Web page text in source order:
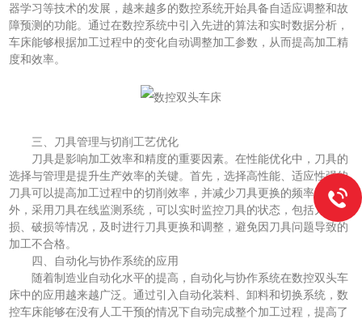
器学习等技术的发展，越来越多的数控系统开始具备自适应调整和故
障预测的功能。通过在数控系统中引入先进的算法和实时数据分析，
车床能够根据加工过程中的变化自动调整加工参数，从而提高加工精
度和效率。
三、刀具管理与切削工艺优化
刀具是影响加工效率和精度的重要因素。在性能优化中，刀具的
选择与管理是提升生产效率的关键。首先，选择高性能、适应性强的
刀具可以提高加工过程中的切削效率，并减少刀具更换的频率。此
外，采用刀具在线监测系统，可以实时监控刀具的状态，包括刀具磨
损、破损等情况，及时进行刀具更换和调整，避免因刀具问题导致的
加工不合格。
四、自动化与协作系统的应用
随着制造业自动化水平的提高，自动化与协作系统在数控双头车
床中的应用越来越广泛。通过引入自动化装料、卸料和切换系统，数
控车床能够在没有人工干预的情况下自动完成整个加工过程，提高了